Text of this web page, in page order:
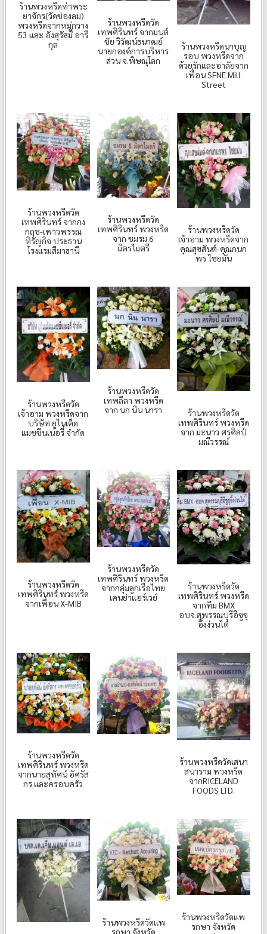
ร้านพวงหรีดท่าพระ
ยาจักร(วัดช่องลม)
พวงหรีดจากหมู่กวาง
53 และ อังสุรัสมิ์ อารี
กุล
ร้านพวงหรีดวัด
เทพศิรินทร์ จากมนต์
ชัย วิวัฒน์ธนาฒย์
นายกองค์การบริหาร
ส่วน จ.พิษณุโลก
ร้านพวงหรีดนาบุญ
รอบ พวงหรีดจาก
ด้วยรักและอาลัยจาก
เพื่อน SFNE Mill
Street
ร้านพวงหรีดวัด
เทพศิรินทร์ จากกง
กฤช-เพาวพรรณ
หิรัญกิจ ประธาน
โรงแรมสีมาธานี
ร้านพวงหรีดวัด
เทพศิรินทร์ พวงหรีด
จาก ชมรม 6
มิตรไมตรี
ร้านพวงหรีดวัด
เจ้าอาม พวงหรีดจาก
คุณสุขสันต์-คุณกนก
พร ไชยมั่น
ร้านพวงหรีดวัด
เจ้าอาม พวงหรีดจาก
บริษัท ยูไนเต็ด
แมชชีนเนอรี่ จำกัด
ร้านพวงหรีดวัด
เทพลีลา พวงหรีด
จาก นก นิน นารา
ร้านพวงหรีดวัด
เทพศิรินทร์ พวงหรีด
จาก มะนาว ศรศิลป์
มณีวรรณ์
ร้านพวงหรีดวัด
เทพศิรินทร์ พวงหรีด
จากเพื่อน X-MIB
ร้านพวงหรีดวัด
เทพศิรินทร์ พวงหรีด
จากกลุ่มลูกเรือไทย
เคนย่าแอร์เวย์
ร้านพวงหรีดวัด
เทพศิรินทร์ พวงหรีด
จากทีม BMX
อบจ.สุพรรณบุรีอีซูซุ
อึ้งง่วนไต๋
ร้านพวงหรีดวัด
เทพศิรินทร์ พวงหรีด
จากนายสุทัศน์ อัศรัส
กร และครอบครัว
ร้านพวงหรีดวัดเสนา
สนาราม พวงหรีด
จากRICELAND
FOODS LTD.
ร้านพวงหรีดวัดแพ
รกษา จังหวัด
ร้านพวงหรีดวัดแพ
รกษา จังหวัด